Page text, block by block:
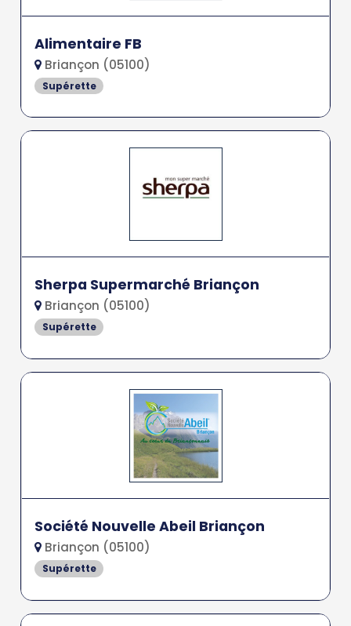
Alimentaire FB
Briançon (05100)
Supérette
Sherpa Supermarché Briançon
Briançon (05100)
Supérette
Société Nouvelle Abeil Briançon
Briançon (05100)
Supérette